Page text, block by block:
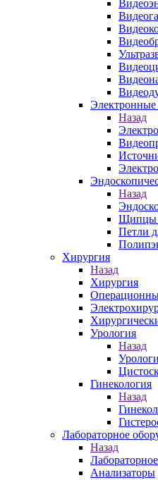
Электронные
Назад
Назад
Щипцы
Петли
Хирургия
Назад
Хирургия
Урология
Назад
Гинекология
Назад
Лабораторное
Назад
Анализаторы